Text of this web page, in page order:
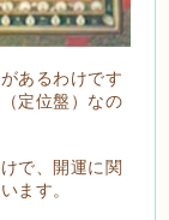
あるわけです
定位盤）なの
で、開運に関
ます。